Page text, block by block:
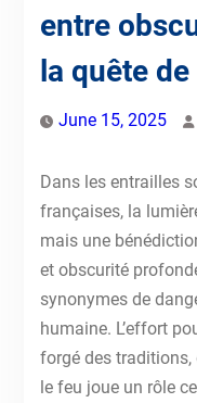
entre
la quête
June 15, 2025
Dans les entrailles
françaises, la
mais une
et obscurité
synonymes de
humaine. L’effort
forgé des traditions,
le feu joue un rôle